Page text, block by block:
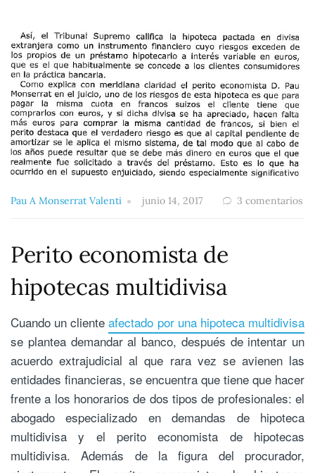
Pau A Monserrat Valenti junio 14, 2017 3 comentarios
Perito economista de
hipotecas multidivisa
Cuando un clienteafectado por una hipoteca multidivisa
se plantea demandar al banco, después de intentar un
acuerdo extrajudicial al que rara vez se avienen las
entidades financieras, se encuentra que tiene que hacer
frente a los honorarios de dos tipos de profesionales: el
abogado especializado en demandas de hipoteca
multidivisa y el perito economista de hipotecas
multidivisa. Además de la figura del procurador,